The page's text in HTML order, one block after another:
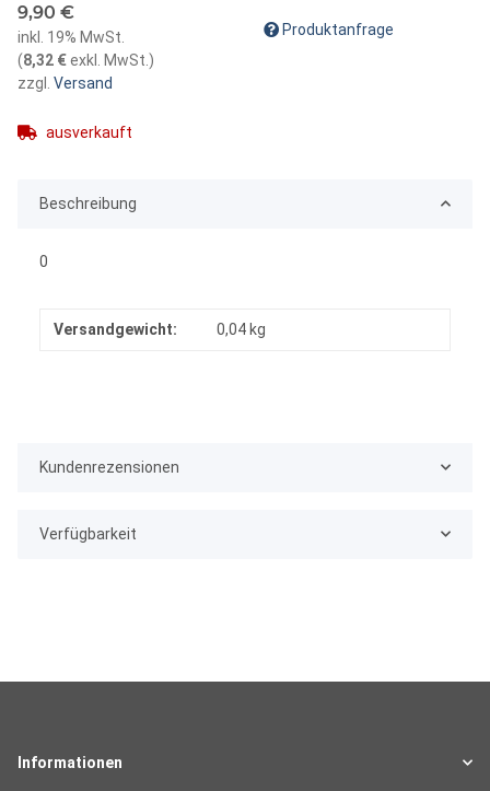
9,90 €
inkl. 19% MwSt.
(8,32 €exkl. MwSt. )
zzgl.
Versand
ausverkauft
Produktanfrage
Beschreibung
0
Versandgewicht: 0,04 kg
Kundenrezensionen
Verfügbarkeit
Informationen